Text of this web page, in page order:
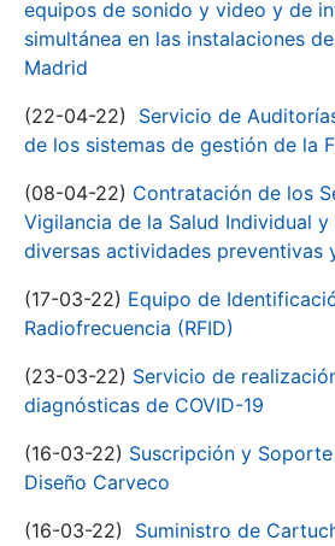
equipos de sonido y video y de
simultánea en las instalaciones
Madrid
(22-04-22)
Servicio de
de los sistemas de gestión de la
(08-04-22) Contratación de los
Vigilancia de la Salud Individual
diversas actividades preventivas
(17-03-22) Equipo de
Radiofrecuencia (RFID)
(23-03-22) Servicio de
diagnósticas de COVID-19
(16-03-22) Suscripción y
Diseño Carveco
(16-03-22)
Suministro de